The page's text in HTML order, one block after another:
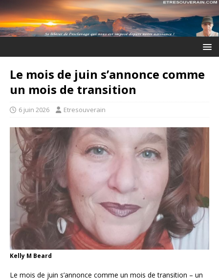
Le mois de juin s’annonce comme
un mois de transition
6 juin 2026 Etresouverain
Kelly M Beard
Le mois de juin s’annonce comme un mois de transition – un